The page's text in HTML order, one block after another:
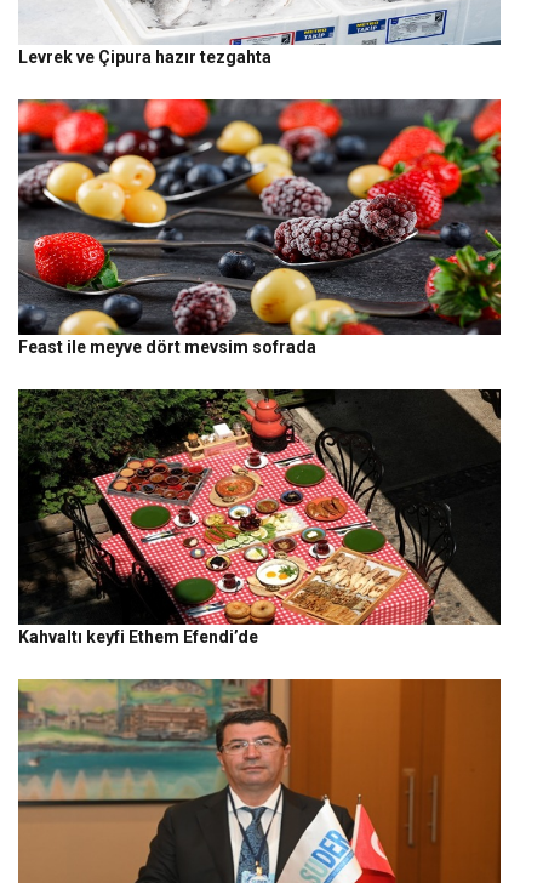
Levrek ve Çipura hazır tezgahta
Feast ile meyve dört mevsim sofrada
Kahvaltı keyfi Ethem Efendi’de